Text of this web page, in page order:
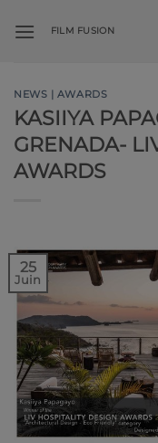
au
FILM FUSION
NEWS | AWARDS
KASIIYA
GRENADA-
AWARDS
25
Juin